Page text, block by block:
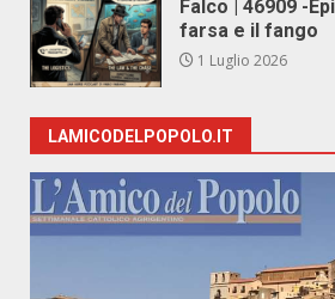
Falco | 46909 -
farsa e il fango
1 Luglio 2026
LAMICODELPOPOLO.IT